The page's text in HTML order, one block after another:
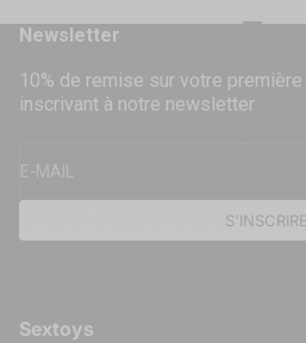
Sextoys
Newsletter
10% de remise sur votre
inscrivant à notre newsletter
E-MAIL
S'INSCRIRE